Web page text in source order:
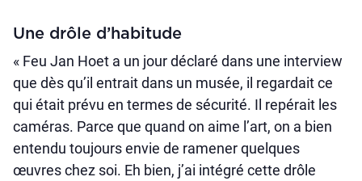
Une drôle d’habitude
« Feu Jan Hoet a un jour déclaré dans une interview
que dès qu’il entrait dans un musée, il regardait ce
qui était prévu en termes de sécurité. Il repérait les
caméras. Parce que quand on aime l’art, on a bien
entendu toujours envie de ramener quelques
œuvres chez soi. Eh bien, j’ai intégré cette drôle